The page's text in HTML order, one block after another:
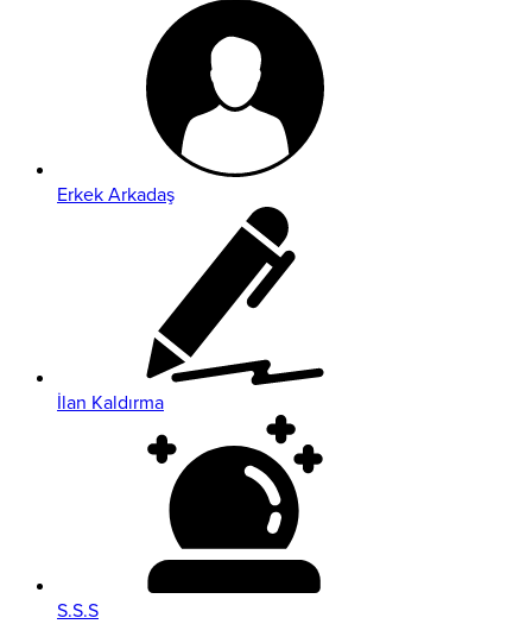
Erkek Arkadaş
İlan Kaldırma
S.S.S